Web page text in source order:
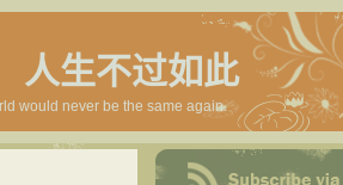
人生不过如此
would never be the same again.